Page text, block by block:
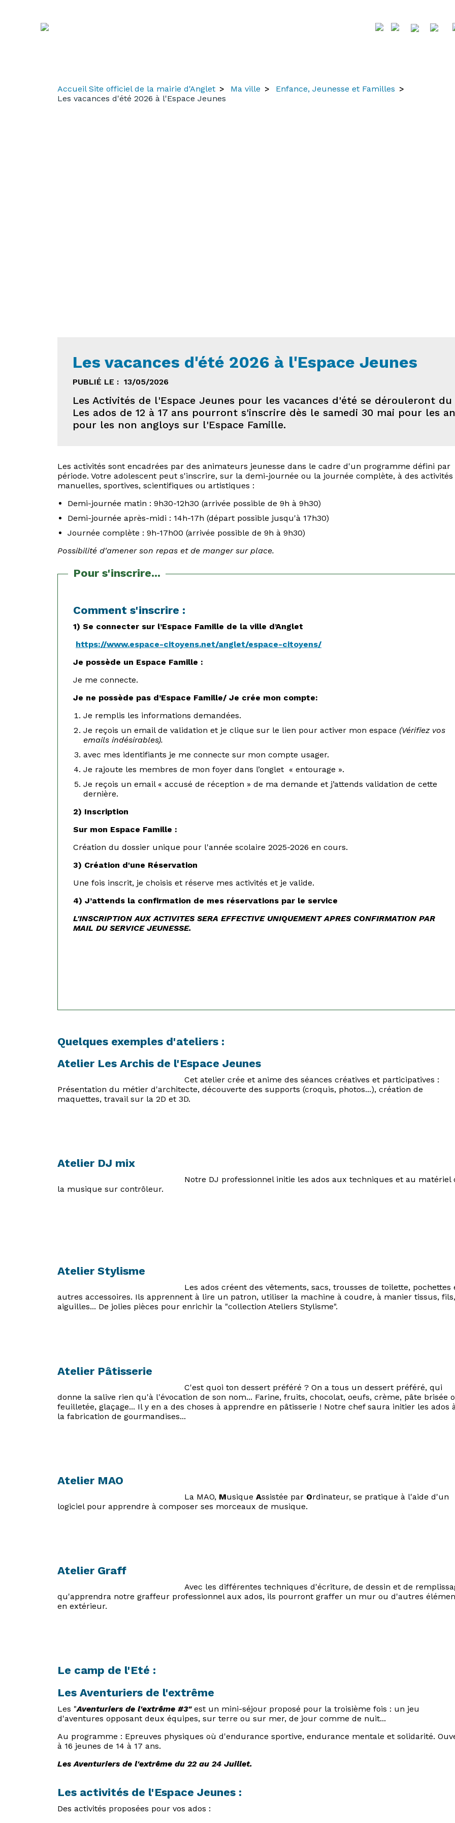
Accueil Site officiel de la mairie d'Anglet Ma ville
Enfance, Jeunesse et Familles
Les vacances d'été 2026 à l'Espace Jeunes
Les vacances d'été 2026 à l'Espace Jeunes
PUBLIÉ LE : 13/05/2026
Les Activités de l'Espace Jeunes pour les vacances d'été se dérouleront du
Les ados de 12 à 17 ans pourront s'inscrire dès le samedi 30 mai pour les
pour les non angloys sur l'Espace Famille.
Les activités sont encadrées par des animateurs jeunesse dans le cadre d'un programme défini par
période. Votre adolescent peut s'inscrire, sur la demi-journée ou la journée complète, à des activités
manuelles, sportives, scientifiques ou artistiques :
Demi-journée matin : 9h30-12h30 (arrivée possible de 9h à 9h30)
Demi-journée après-midi : 14h-17h (départ possible jusqu'à 17h30)
Journée complète : 9h-17h00 (arrivée possible de 9h à 9h30)
Possibilité d'amener son repas et de manger sur place.
Pour s'inscrire...
Comment s'inscrire :
1) Se connecter sur l’Espace Famille de la ville d’Anglet
https://www.espace-citoyens.net/anglet/espace-citoyens/
Je possède un Espace Famille :
Je me connecte.
Je ne possède pas d’Espace Famille/ Je crée mon compte:
Je remplis les informations demandées.
Je reçois un email de validation et je clique sur le lien pour activer mon espace (Vérifiez vos
emails indésirables).
avec mes identifiants je me connecte sur mon compte usager.
Je rajoute les membres de mon foyer dans l’onglet « entourage ».
Je reçois un email « accusé de réception » de ma demande et j’attends validation de cette
dernière.
2) Inscription
Sur mon Espace Famille :
Création du dossier unique pour l'année scolaire 2025-2026 en cours.
3) Création d'une Réservation
Une fois inscrit, je choisis et réserve mes activités et je valide.
4) J’attends la confirmation de mes réservations par le service
L'INSCRIPTION AUX ACTIVITES SERA EFFECTIVE UNIQUEMENT APRES CONFIRMATION PAR
MAIL DU SERVICE JEUNESSE.
Quelques exemples d'ateliers :
Atelier Les Archis de l'Espace Jeunes
Cet atelier crée et anime des séances créatives et participatives :
Présentation du métier d'architecte, découverte des supports (croquis, photos...), création de
maquettes, travail sur la 2D et 3D.
Atelier DJ mix
Notre DJ professionnel initie les ados aux techniques et au matériel
la musique sur contrôleur.
Atelier Stylisme
Les ados créent des vêtements, sacs, trousses de toilette, pochettes
autres accessoires. Ils apprennent à lire un patron, utiliser la machine à coudre, à manier tissus, fils,
aiguilles... De jolies pièces pour enrichir la "collection Ateliers Stylisme".
Atelier Pâtisserie
C'est quoi ton dessert préféré ? On a tous un dessert préféré, qui
donne la salive rien qu'à l'évocation de son nom... Farine, fruits, chocolat, oeufs, crème, pâte brisée
feuilletée, glaçage... Il y en a des choses à apprendre en pâtisserie ! Notre chef saura initier les ados
la fabrication de gourmandises...
Atelier MAO
La MAO, Musique Assistée par Ordinateur, se pratique à l'aide d'un
logiciel pour apprendre à composer ses morceaux de musique.
Atelier Graff
Avec les différentes techniques d'écriture, de dessin et de
qu'apprendra notre graffeur professionnel aux ados, ils pourront graffer un mur ou d'autres
en extérieur.
Le camp de l'Eté :
Les Aventuriers de l'extrême
Les "Aventuriers de l'extrême #3" est un mini-séjour proposé pour la troisième fois : un jeu
d'aventures opposant deux équipes, sur terre ou sur mer, de jour comme de nuit...
Au programme : Epreuves physiques où d'endurance sportive, endurance mentale et solidarité.
à 16 jeunes de 14 à 17 ans.
Les Aventuriers de l'extrême du 22 au 24 Juillet.
Les activités de l'Espace Jeunes :
Des activités proposées pour vos ados :